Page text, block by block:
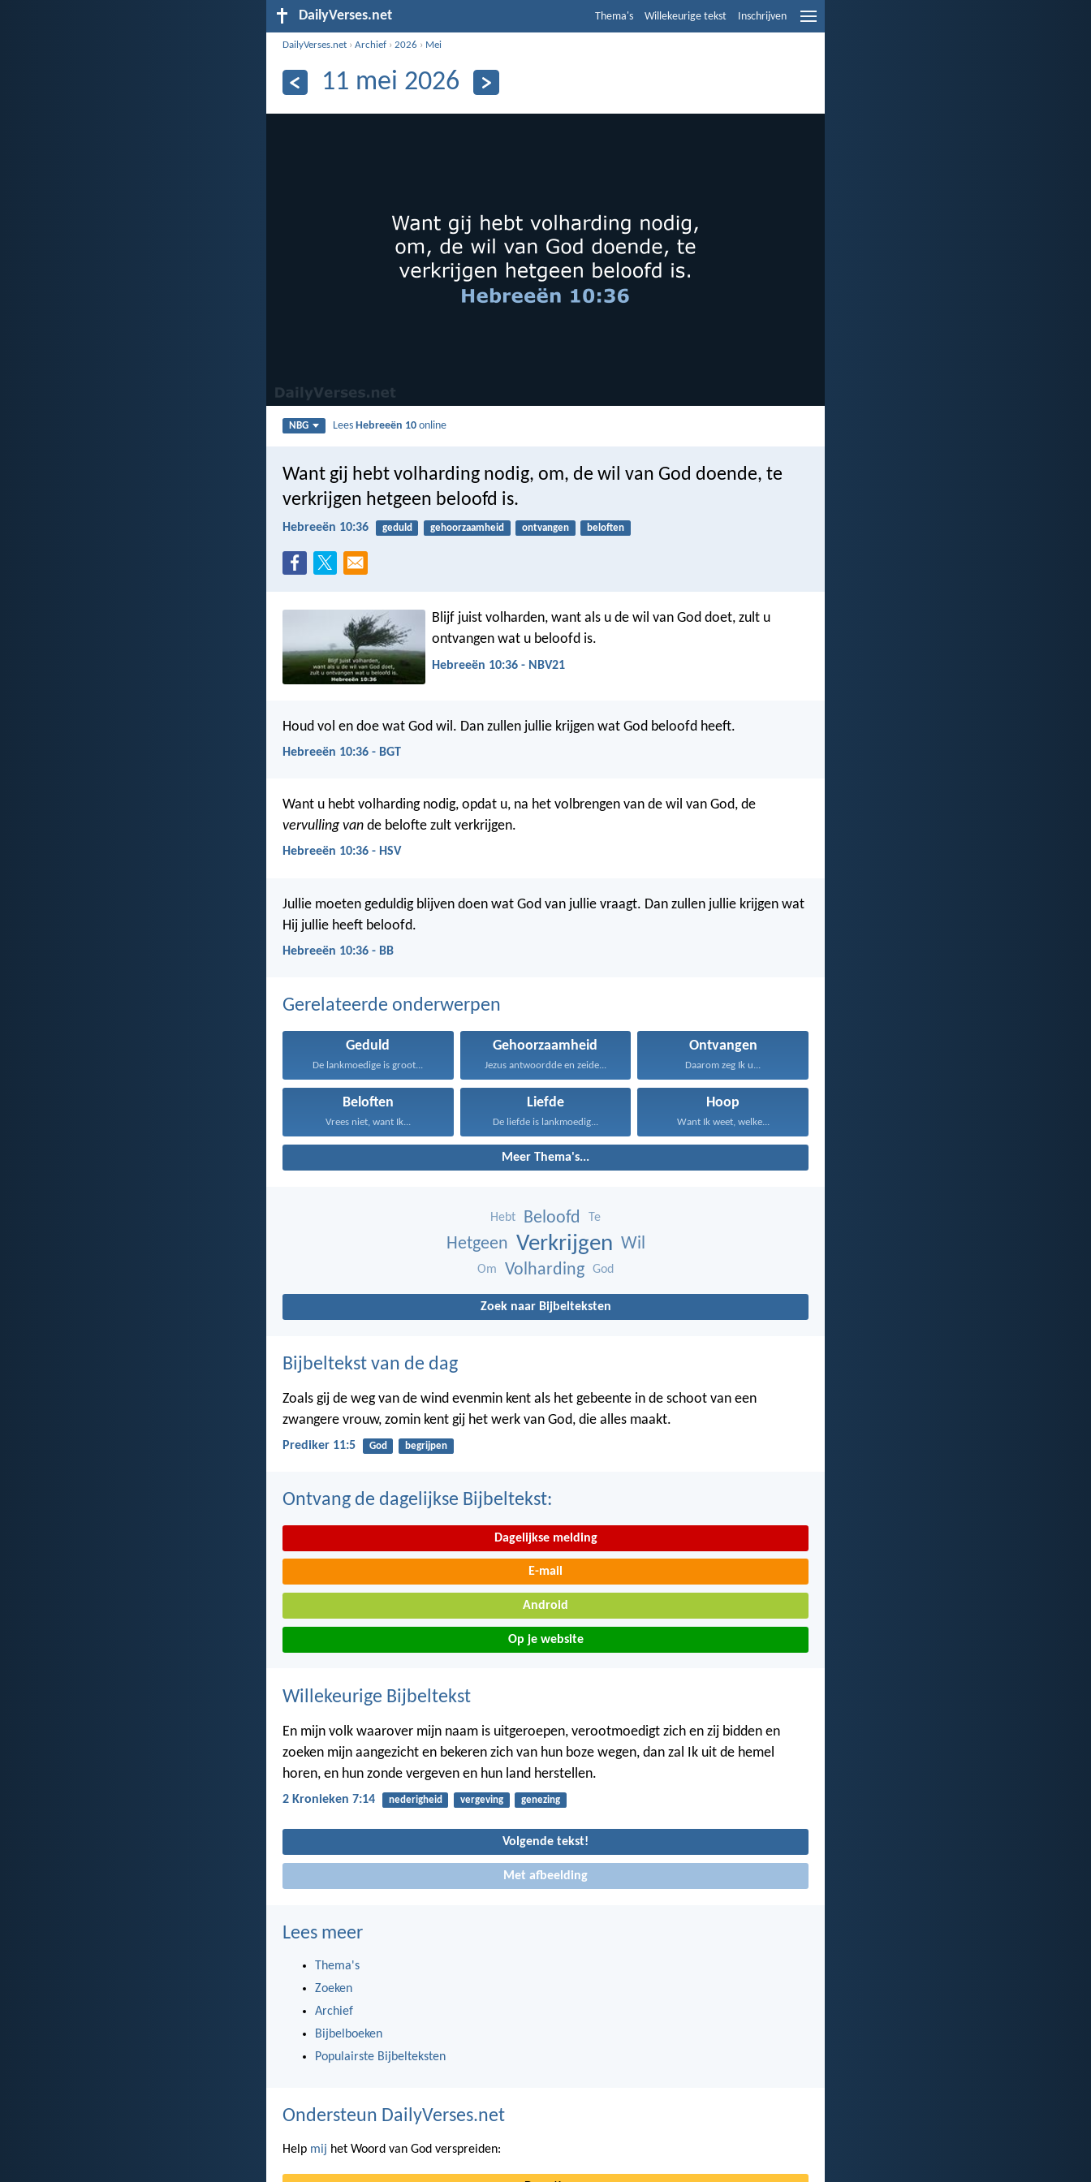
DailyVerses.net Thema's Willekeurige tekst Inschrijven
DailyVerses.net ›Archief ›2026 › Mei
11 mei 2026
NBG LeesHebreeën 10 online
Want gij hebt volharding nodig, om, de wil van God doende, te
verkrijgen hetgeen beloofd is.
Hebreeën 10:36 geduld gehoorzaamheid ontvangen beloften
Blijf juist volharden, want als u de wil van God doet, zult u
ontvangen wat u beloofd is.
Hebreeën 10:36 - NBV21
Houd vol en doe wat God wil. Dan zullen jullie krijgen wat God beloofd heeft.
Hebreeën 10:36 - BGT
Want u hebt volharding nodig, opdat u, na het volbrengen van de wil van God, de
vervulling van de belofte zult verkrijgen.
Hebreeën 10:36 - HSV
Jullie moeten geduldig blijven doen wat God van jullie vraagt. Dan zullen jullie krijgen wat
Hij jullie heeft beloofd.
Hebreeën 10:36 - BB
Gerelateerde onderwerpen
Geduld
De lankmoedige is groot...
Gehoorzaamheid
Jezus antwoordde en zeide...
Ontvangen
Daarom zeg Ik u...
Beloften
Vrees niet, want Ik...
Liefde
De liefde is lankmoedig...
Hoop
Want Ik weet, welke...
Meer Thema's...
Hebt Beloofd Te
Hetgeen Verkrijgen Wil
Om Volharding God
Zoek naar Bijbelteksten
Bijbeltekst van de dag
Zoals gij de weg van de wind evenmin kent als het gebeente in de schoot van een
zwangere vrouw, zomin kent gij het werk van God, die alles maakt.
Prediker 11:5 God begrijpen
Ontvang de dagelijkse Bijbeltekst:
Dagelijkse melding
E-mail
Android
Op je website
Willekeurige Bijbeltekst
En mijn volk waarover mijn naam is uitgeroepen, verootmoedigt zich en zij bidden en
zoeken mijn aangezicht en bekeren zich van hun boze wegen, dan zal Ik uit de hemel
horen, en hun zonde vergeven en hun land herstellen.
2 Kronieken 7:14 nederigheid vergeving genezing
Volgende tekst!
Met afbeelding
Lees meer
Thema's
Zoeken
Archief
Bijbelboeken
Populairste Bijbelteksten
Ondersteun DailyVerses.net
Help mij het Woord van God verspreiden: